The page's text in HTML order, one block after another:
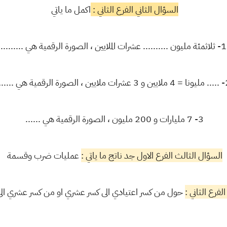
السؤال الثاني الفرع الثاني : اكمل ما ياتي
1- ثلاثمئة مليون .......... عشرات الملايين ، الصورة الرقمية هي .........
هي ......
3- 7 مليارات و 200 مليون ، الصورة الرقمية هي ......
السؤال الثالث الفرع الاول جد ناتج ما ياتي : عمليات ضرب وقسمة
الثاني :حول من كسر اعتيادي الى كسر عشري او من كسر عشري